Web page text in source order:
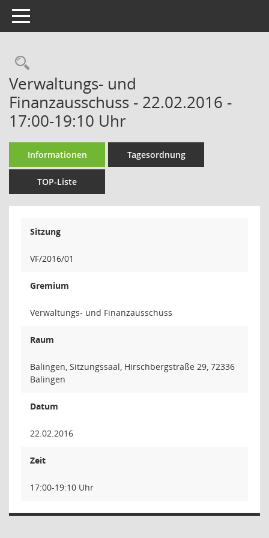
Toggle navigation
Rechercheauswahl
Verwaltungs- und
Finanzausschuss - 22.02.2016 -
17:00-19:10 Uhr
Informationen Tagesordnung
TOP-Liste
Sitzung
VF/2016/01
Gremium
Verwaltungs- und Finanzausschuss
Raum
Balingen, Sitzungssaal, Hirschbergstraße 29, 72336
Balingen
Datum
22.02.2016
Zeit
17:00-19:10 Uhr